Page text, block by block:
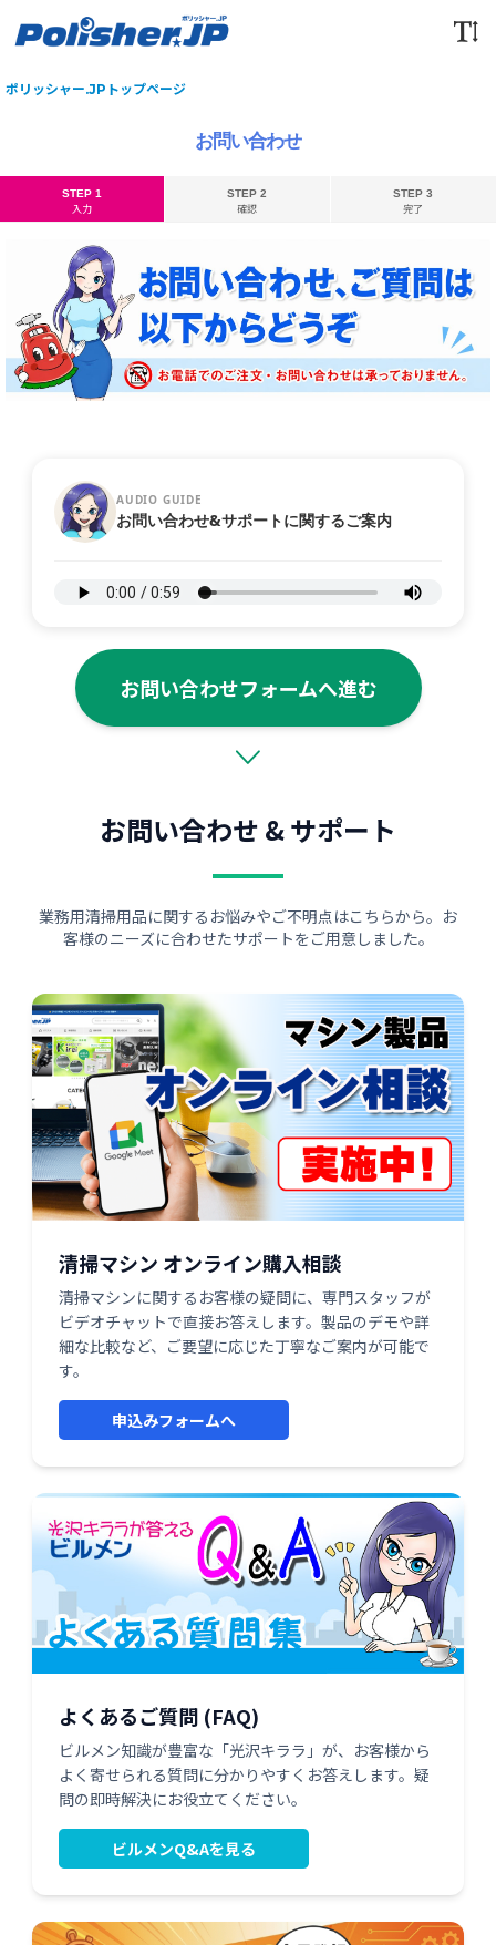
ポリッシャー.JPトップページ
お問い合わせ
STEP 1
入力
STEP 2
確認
STEP 3
完了
AUDIO GUIDE
お問い合わせ&サポートに関するご案内
お問い合わせフォームへ進む
お問い合わせ & サポート
業務用清掃用品に関するお悩みやご不明点はこちらから。お
客様のニーズに合わせたサポートをご用意しました。
清掃マシン オンライン購入相談
清掃マシンに関するお客様の疑問に、専門スタッフが
ビデオチャットで直接お答えします。製品のデモや詳
細な比較など、ご要望に応じた丁寧なご案内が可能で
す。
申込みフォームへ
よくあるご質問 (FAQ)
ビルメン知識が豊富な「光沢キララ」が、お客様から
よく寄せられる質問に分かりやすくお答えします。疑
問の即時解決にお役立てください。
ビルメンQ&Aを見る